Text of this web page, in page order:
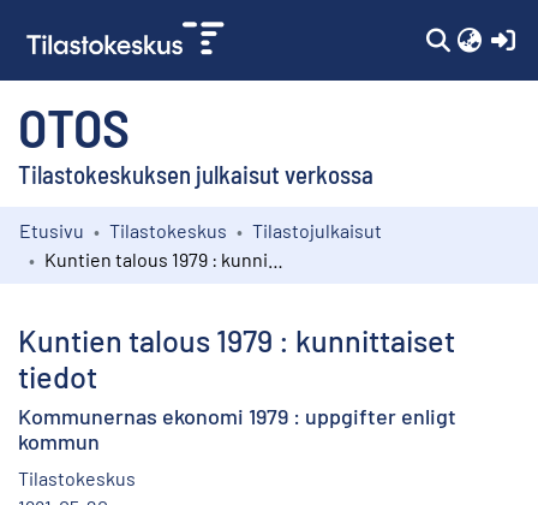
OTOS
Tilastokeskuksen julkaisut verkossa
Kokoelmat
Etusivu Tilastokeskus
Tilastojulkaisut
Kuntien talous 1979 : kunnittaiset
tiedot
Kommunernas ekonomi 1979 : uppgifter enligt
kommun
Tilastokeskus